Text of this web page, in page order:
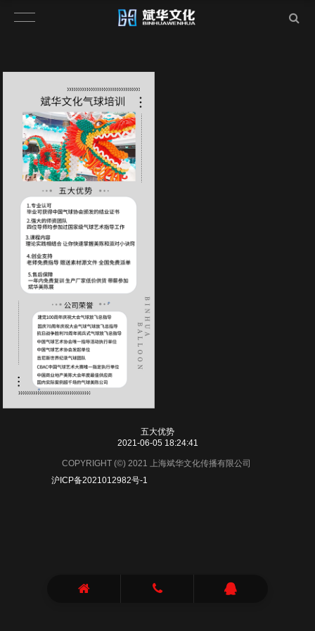
五大优势
2021-06-05 18:24:41
COPYRIGHT (©) 2021 上海斌华文化传播有限公司
沪ICP备2021012982号-1